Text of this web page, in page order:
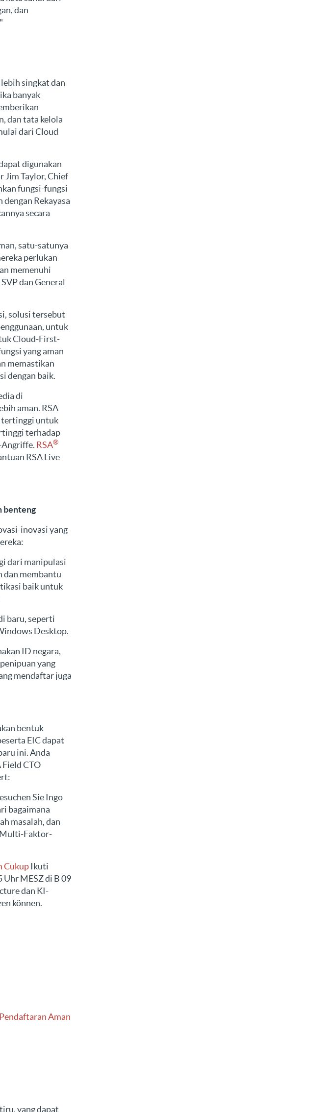
dan
singkat dan
banyak
dan tata kelola
dari Cloud
digunakan
Jim Taylor, Chief
fungsi-fungsi
Rekayasa
secara
satu-satunya
perlukan
memenuhi
dan General
solusi tersebut
untuk
Cloud-First-
yang aman
memastikan
dengan baik.
di
aman. RSA
tertinggi untuk
terhadap
Angriffe. RSA®
RSA Live
benteng
inovasi yang
dari manipulasi
dan membantu
baik untuk
baru, seperti
Desktop.
ID negara,
yang
mendaftar juga
bentuk
EIC dapat
ini. Anda
CTO
Sie Ingo
bagaimana
masalah, dan
Multi-Faktor-
Cukup Ikuti
Uhr MESZ di B 09
dan KI-
können.
Aman
yang dapat